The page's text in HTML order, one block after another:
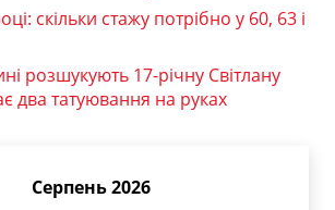
скільки стажу потрібно у 60, 63 і
розшукують 17-річну Світлану
два татуювання на руках
Серпень 2026